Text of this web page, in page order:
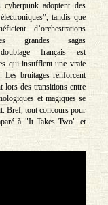
adoptent des
tandis que
d’orchestrations
grandes sagas
français est
qui insufflent une vraie
Les bruitages renforcent
lors des transitions entre
et magiques se
Bref, tout concours pour
à "It Takes Two" et